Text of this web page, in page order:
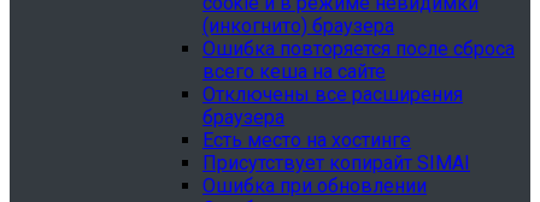
(инкогнито) браузера
Ошибка повторяется после сброса
всего кеша на сайте
Отключены все расширения
браузера
Есть место на хостинге
Присутствует копирайт SIMAI
Ошибка при обновлении